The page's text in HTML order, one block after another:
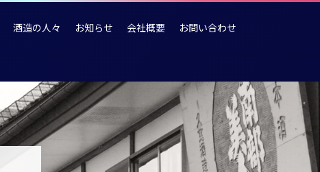
酒造の人々 お知らせ 会社概要 お問い合わせ